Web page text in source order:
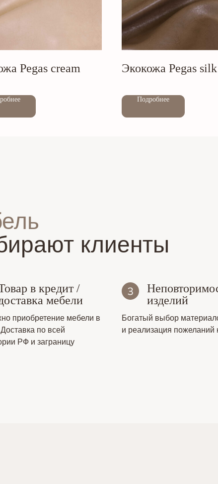
Pegas cream Экокожа Pegas silk
Подробнее
клиенты
в кредит /
мебели
приобретение мебели в
Доставка по всей
РФ и заграницу
изделий
Богатый выбор
и реализация пожеланий